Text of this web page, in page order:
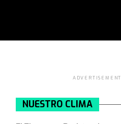
ADVERTISEMENT
NUESTRO CLIMA